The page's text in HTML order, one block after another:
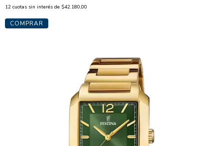
12 cuotas sin interés de $42.180,00